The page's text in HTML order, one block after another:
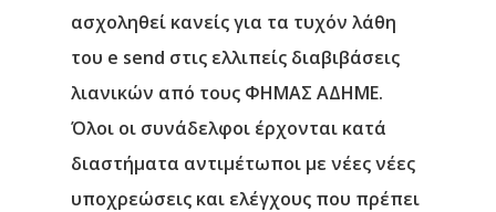
ασχοληθεί κανείς για τα τυχόν λάθη
του e send στις ελλιπείς διαβιβάσεις
λιανικών από τους ΦΗΜΑΣ ΑΔΗΜΕ.
Όλοι οι συνάδελφοι έρχονται κατά
διαστήματα αντιμέτωποι με νέες νέες
υποχρεώσεις και ελέγχους που πρέπει